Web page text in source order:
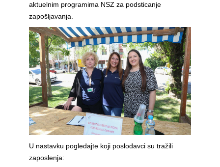
aktuelnim programima NSZ za podsticanje
zapošljavanja.
U nastavku pogledajte koji poslodavci su tražili
zaposlenja: